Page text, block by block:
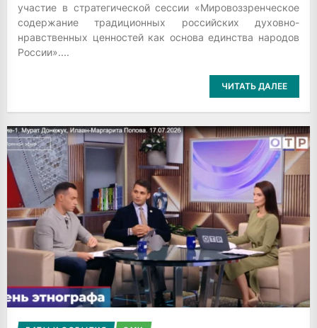
участие в стратегической сессии «Мировоззренческое
содержание традиционных российских духовно-
нравственных ценностей как основа единства народов
России»....
ЧИТАТЬ ДАЛЕЕ